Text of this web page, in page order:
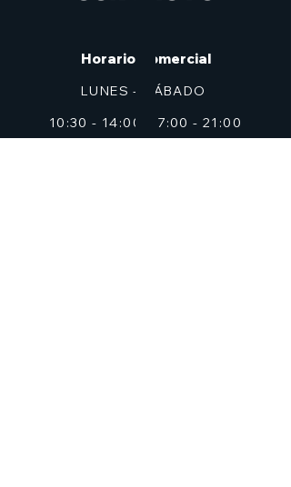
Horario Comercial
LUNES - SÁBADO
10:30 - 14:00, 17:00 - 21:00